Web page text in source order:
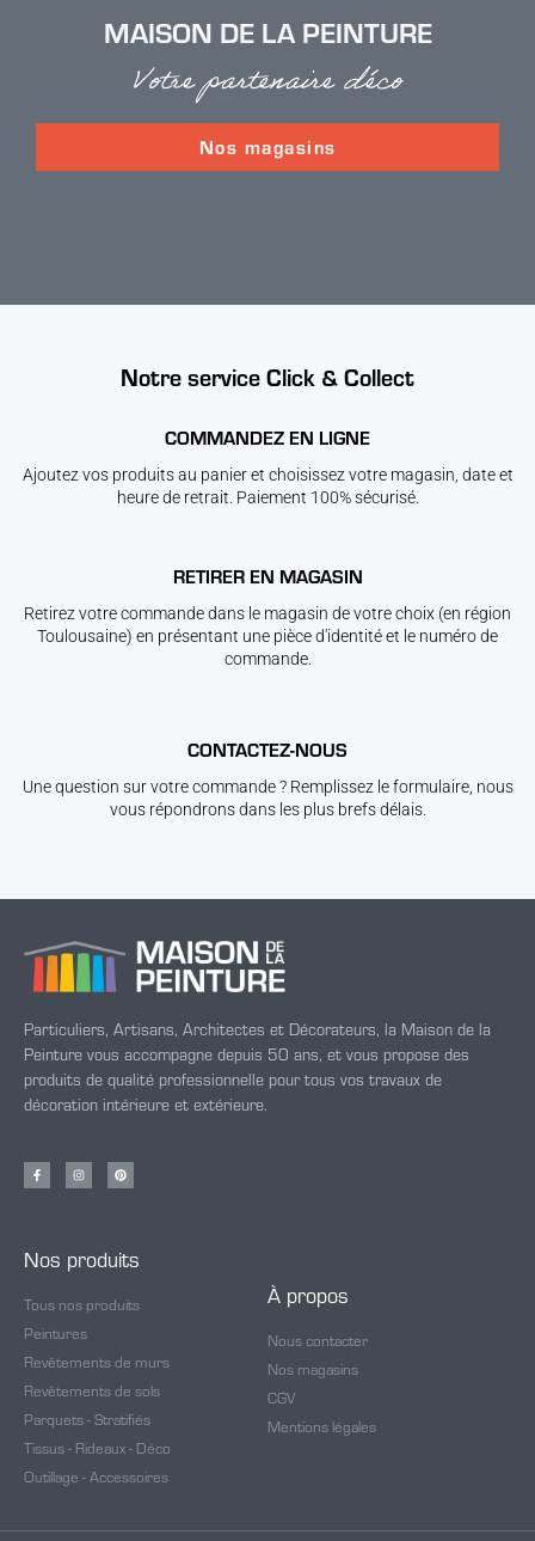
MAISON DE LA PEINTURE
Votre partenaire déco
Nos magasins
Notre service Click & Collect
COMMANDEZ EN LIGNE
Ajoutez vos produits au panier et choisissez votre magasin, date et
heure de retrait. Paiement 100% sécurisé.
RETIRER EN MAGASIN
Retirez votre commande dans le magasin de votre choix (en région
Toulousaine) en présentant une pièce d'identité et le numéro de
commande.
CONTACTEZ-NOUS
Une question sur votre commande ? Remplissez le formulaire, nous
vous répondrons dans les plus brefs délais.
Particuliers, Artisans, Architectes et Décorateurs, la Maison de la
Peinture vous accompagne depuis 50 ans, et vous propose des
produits de qualité professionnelle pour tous vos travaux de
décoration intérieure et extérieure.
Nos produits
Tous nos produits
Peintures
Revêtements de murs
Revêtements de sols
Parquets - Stratifiés
Tissus - Rideaux - Déco
Outillage - Accessoires
À propos
Nous contacter
Nos magasins
CGV
Mentions légales